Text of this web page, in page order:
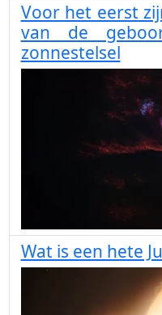
Voor het eerst
van de
zonnestelsel
Wat is een hete